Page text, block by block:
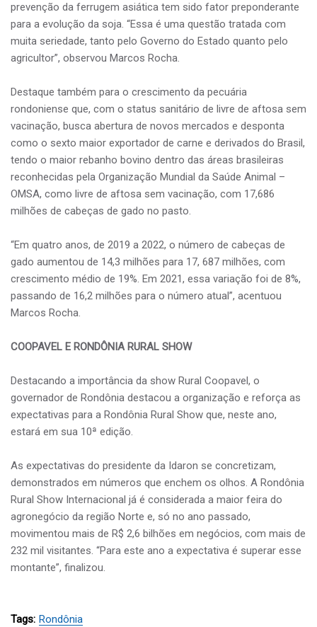
prevenção da ferrugem asiática tem sido fator preponderante
para a evolução da soja. “Essa é uma questão tratada com
muita seriedade, tanto pelo Governo do Estado quanto pelo
agricultor”, observou Marcos Rocha.
Destaque também para o crescimento da pecuária
rondoniense que, com o status sanitário de livre de aftosa sem
vacinação, busca abertura de novos mercados e desponta
como o sexto maior exportador de carne e derivados do Brasil,
tendo o maior rebanho bovino dentro das áreas brasileiras
reconhecidas pela Organização Mundial da Saúde Animal –
OMSA, como livre de aftosa sem vacinação, com 17,686
milhões de cabeças de gado no pasto.
“Em quatro anos, de 2019 a 2022, o número de cabeças de
gado aumentou de 14,3 milhões para 17, 687 milhões, com
crescimento médio de 19%. Em 2021, essa variação foi de 8%,
passando de 16,2 milhões para o número atual”, acentuou
Marcos Rocha.
COOPAVEL E RONDÔNIA RURAL SHOW
Destacando a importância da show Rural Coopavel, o
governador de Rondônia destacou a organização e reforça as
expectativas para a Rondônia Rural Show que, neste ano,
estará em sua 10ª edição.
As expectativas do presidente da Idaron se concretizam,
demonstrados em números que enchem os olhos. A Rondônia
Rural Show Internacional já é considerada a maior feira do
agronegócio da região Norte e, só no ano passado,
movimentou mais de R$ 2,6 bilhões em negócios, com mais de
232 mil visitantes. “Para este ano a expectativa é superar esse
montante”, finalizou.
Tags: Rondônia